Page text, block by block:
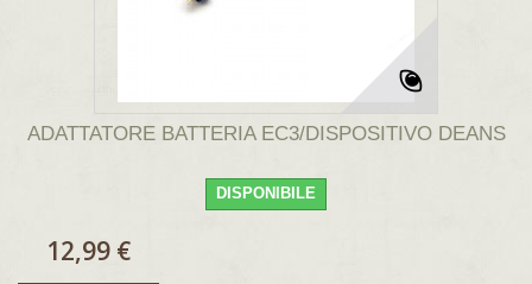
ADATTATORE BATTERIA EC3/DISPOSITIVO DEANS
DISPONIBILE
12,99 €